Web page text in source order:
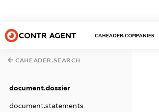
CONTR AGENT CAHEADER.COMPANIES
CAHEADER.SEARCH
document.dossier
document.statements